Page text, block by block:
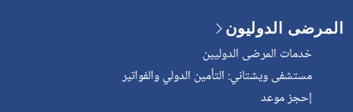
المرضى الدوليون
خدمات المرضى الدوليين
مستشفى ويشتاني: التأمين الدولي والفواتير
إحجز موعد